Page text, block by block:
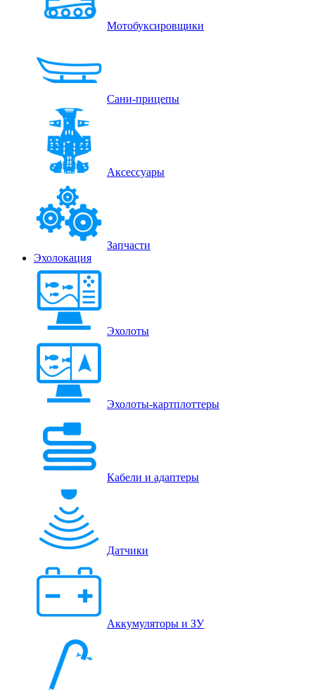
Мотобуксировщики
Сани-прицепы
Аксессуары
Запчасти
Эхолокация
Эхолоты
Эхолоты-картплоттеры
Кабели и адаптеры
Датчики
Аккумуляторы и ЗУ